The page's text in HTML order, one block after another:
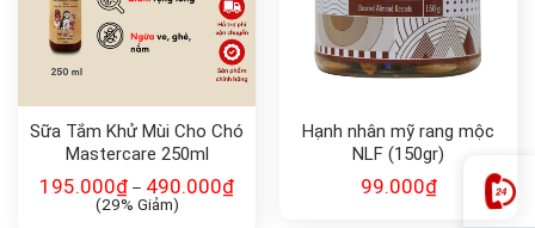
Sữa Tắm Khử Mùi Cho Chó
Mastercare 250ml
195.000₫ – 490.000₫
(29% Giảm)
Hạnh nhân mỹ rang mộc
NLF (150gr)
99.000₫